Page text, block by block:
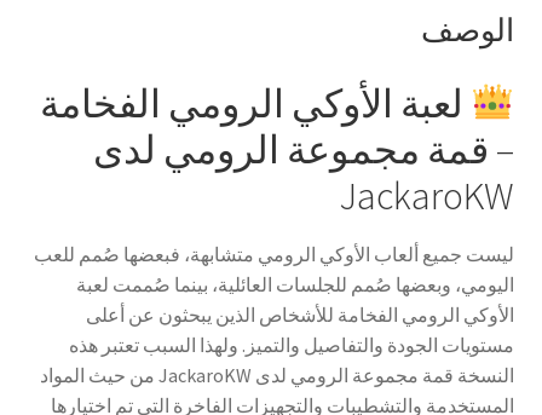
الوصف
لعبة الأوكي الرومي الفخامة
– قمة مجموعة الرومي لدى
JackaroKW
ليست جميع ألعاب الأوكي الرومي متشابهة، فبعضها صُمم للعب
اليومي، وبعضها صُمم للجلسات العائلية، بينما صُممت لعبة
الأوكي الرومي الفخامة للأشخاص الذين يبحثون عن أعلى
مستويات الجودة والتفاصيل والتميز. ولهذا السبب تعتبر هذه
النسخة قمة مجموعة الرومي لدى JackaroKW من حيث المواد
المستخدمة والتشطيبات والتجهيزات الفاخرة التي تم اختيارها